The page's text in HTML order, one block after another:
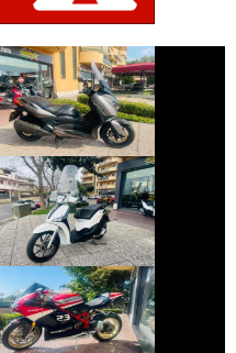
YAMAHA XMAX
€ 3.290 €
PIAGGIO LIBERTY
€ 2.350 €
DUCATI 1098
€ 10.490 €